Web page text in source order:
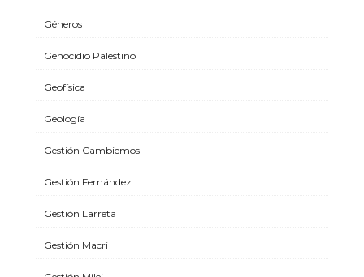
Géneros
Genocidio Palestino
Geofísica
Geología
Gestión Cambiemos
Gestión Fernández
Gestión Larreta
Gestión Macri